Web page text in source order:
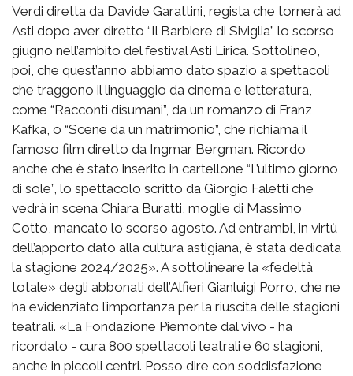
Verdi diretta da Davide Garattini, regista che tornerà ad
Asti dopo aver diretto “Il Barbiere di Siviglia” lo scorso
giugno nell’ambito del festival Asti Lirica. Sottolineo,
poi, che quest’anno abbiamo dato spazio a spettacoli
che traggono il linguaggio da cinema e letteratura,
come “Racconti disumani”, da un romanzo di Franz
Kafka, o “Scene da un matrimonio”, che richiama il
famoso film diretto da Ingmar Bergman. Ricordo
anche che è stato inserito in cartellone “L’ultimo giorno
di sole”, lo spettacolo scritto da Giorgio Faletti che
vedrà in scena Chiara Buratti, moglie di Massimo
Cotto, mancato lo scorso agosto. Ad entrambi, in virtù
dell’apporto dato alla cultura astigiana, è stata dedicata
la stagione 2024/2025». A sottolineare la «fedeltà
totale» degli abbonati dell’Alfieri Gianluigi Porro, che ne
ha evidenziato l’importanza per la riuscita delle stagioni
teatrali. «La Fondazione Piemonte dal vivo - ha
ricordato - cura 800 spettacoli teatrali e 60 stagioni,
anche in piccoli centri. Posso dire con soddisfazione